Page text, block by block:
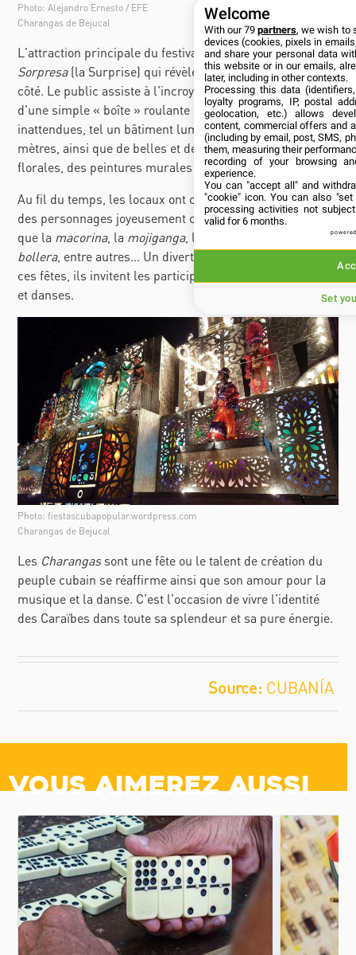
Photo: Alejandro Ernesto / EFE
Charangas de Bejucal
L'attraction principale du festival est d'aller voir la
Sorpresa(la Surprise) qui révèle les chars de chaque
côté. Le public assiste à l'incroyable transformation
d'une simple « boîte » roulante en des plates-formes
inattendues, tel un bâtiment lumineux de près de 20
mètres, ainsi que de belles et délicates décorations
florales, des peintures murales et des danseurs.
Au fil du temps, les locaux ont commencé à incorporer
des personnages joyeusement colorés et ironiques, tels
que la macorina, la mojiganga, la
et la
bollera, entre autres... Un divertissement authentique de
ces fêtes, ils invitent les participants à s´unir aux chants
et danses.
Photo: fiestascubapopular.wordpress.com
Charangas de Bejucal
Les Charangassont une fête ou le talent de création du
peuple cubain se réaffirme ainsi que son amour pour la
musique et la danse. C'est l'occasion de vivre l'identité
des Caraïbes dans toute sa splendeur et sa pure énergie.
CUBANÍA
Vous aimerez aussi
Welcome
With our 79partners, we wish to
devices (cookies, pixels in
and share your personal data
this website or in our emails,
later, including in other contexts.
Processing this data
loyalty programs, IP, postal
geolocation, etc.) allows
content, commercial offers and
(including by email, post, SMS,
them, measuring their
recording of your browsing
experience.
You can "accept all" and
"cookie" icon. You can also
processing activities not
valid for 6 months.
Set